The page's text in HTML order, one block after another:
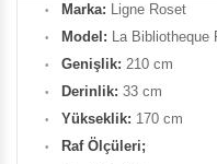
Marka: Ligne Roset
Model: La Bibliotheque
Genişlik: 210 cm
Derinlik: 33 cm
Yükseklik: 170 cm
Raf Ölçüleri;